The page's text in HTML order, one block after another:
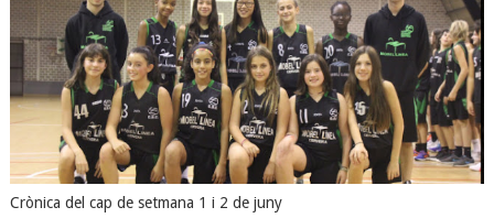
Crònica del cap de setmana 1 i 2 de juny